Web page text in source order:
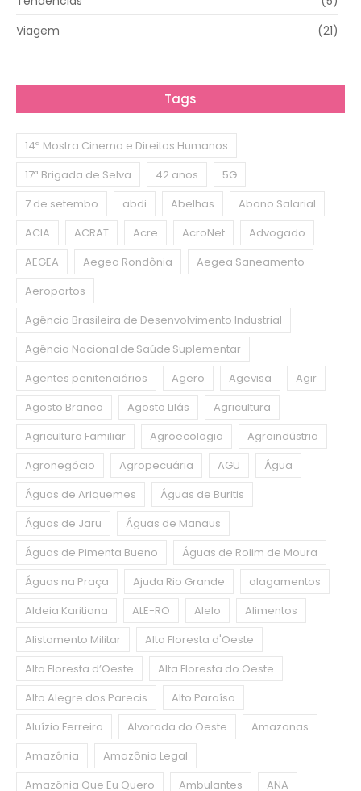
Viagem
(21)
Tags
14ª Mostra Cinema e Direitos Humanos
17ª Brigada de Selva
42 anos
5G
7 de setembo
abdi Abelhas
Abono Salarial
ACIA
ACRAT Acre AcroNet
Advogado
AEGEA
Aegea Rondônia
Aegea Saneamento
Aeroportos
Agência Brasileira de Desenvolvimento Industrial
Agência Nacional de Saúde Suplementar
Agentes penitenciários
Agero Agevisa
Agir
Agosto Branco
Agosto Lilás
Agricultura
Agricultura Familiar
Agroecologia
Agroindústria
Agronegócio
Agropecuária AGU
Água
Águas de Ariquemes
Águas de Buritis
Águas de Jaru
Águas de Manaus
Águas de Pimenta Bueno
Águas de Rolim de Moura
Águas na Praça
Ajuda Rio Grande
alagamentos
Aldeia Karitiana
ALE-RO Alelo
Alimentos
Alistamento Militar
Alta Floresta d'Oeste
Alta Floresta d’Oeste
Alta Floresta do Oeste
Alto Alegre dos Parecis
Alto Paraíso
Aluízio Ferreira
Alvorada do Oeste
Amazonas
Amazônia
Amazônia Legal
Amazônia Que Eu Quero
Ambulantes ANA